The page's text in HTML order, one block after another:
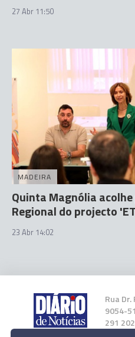
27 Abr 11:50
MADEIRA
Quinta Magnólia
Regional do projecto
23 Abr 14:02
Rua
9054-
291